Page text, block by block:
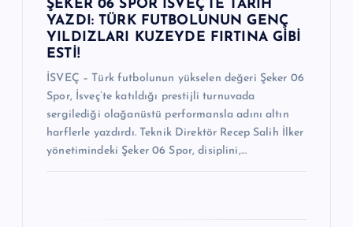
ŞEKER 06 SPOR İSVEÇ’TE TARİH
YAZDI: TÜRK FUTBOLUNUN GENÇ
YILDIZLARI KUZEYDE FIRTINA GİBİ
ESTİ!
İSVEÇ – Türk futbolunun yükselen değeri Şeker 06
Spor, İsveç’te katıldığı prestijli turnuvada
sergilediği olağanüstü performansla adını altın
harflerle yazdırdı. Teknik Direktör Recep Salih İlker
yönetimindeki Şeker 06 Spor, disiplini,…